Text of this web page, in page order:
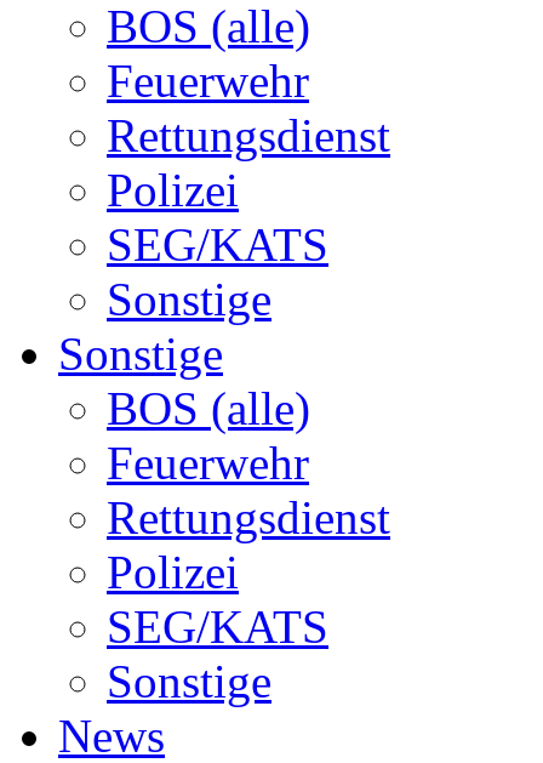
BOS (alle)
Feuerwehr
Rettungsdienst
Polizei
SEG/KATS
Sonstige
Sonstige
BOS (alle)
Feuerwehr
Rettungsdienst
Polizei
SEG/KATS
Sonstige
News